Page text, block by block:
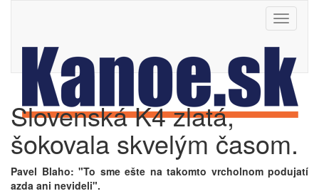
Toggle
Slovenská K4 zlatá,
šokovala skvelým časom.
Pavel Blaho: "To sme ešte na takomto vrcholnom podujatí
azda ani nevideli".